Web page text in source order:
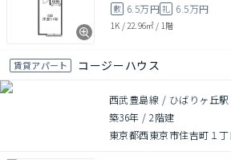
敷 6.5万円礼 6.5万円
1K / 22.96㎡ / 1階
賃貸アパート コージーハウス
西武豊島線 / ひばりヶ丘駅
築36年 /2階建
東京都西東京市住吉町１